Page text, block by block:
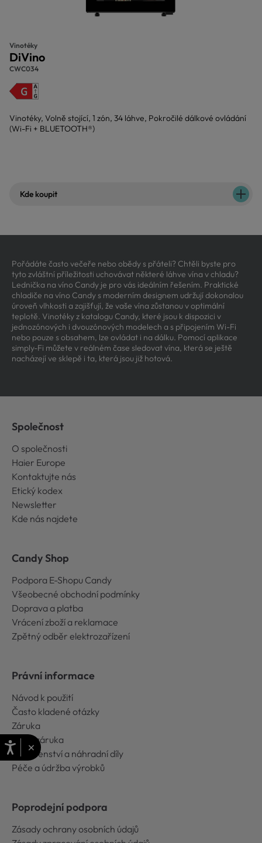
Vinotéky
DiVino
CWC034
Vinotéky, Volně stojící, 1 zón, 34 láhve, Pokročilé dálkové ovládání
(Wi-Fi + BLUETOOTH®)
Kde koupit
Pořádáte často večeře nebo obědy s přáteli? Chtěli byste pro
tyto zvláštní příležitosti uchovávat některé láhve vína v chladu?
Lednička na víno Candy je pro vás ideálním řešením. Praktické
chladiče na víno Candy s moderním designem udržují dokonalou
úroveň vlhkosti a zajišťují, že vaše vína zůstanou v optimální
teplotě. Vinotéky z katalogu Candy, které jsou k dispozici v
jednozónových i dvouzónových modelech a s připojením Wi-Fi
nebo pouze s obsahem, lze ovládat i na dálku. Pomocí aplikace
simply-Fi můžete v reálném čase sledovat vína, která se ještě
nacházejí ve sklepě i ta, která jsou již hotová.
Společnost
O společnosti
Haier Europe
Kontaktujte nás
Etický kodex
Newsletter
Kde nás najdete
Candy Shop
Podpora E-Shopu Candy
Všeobecné obchodní podmínky
Doprava a platba
Vrácení zboží a reklamace
Zpětný odběr elektrozařízení
Právní informace
Návod k použití
Často kladené otázky
Záruka
Extra záruka
Příslušenství a náhradní díly
Péče a údržba výrobků
Poprodejní podpora
Zásady ochrany osobních údajů
×